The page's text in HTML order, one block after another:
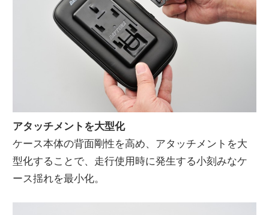
アタッチメントを大型化
ケース本体の背面剛性を高め、アタッチメントを大
型化することで、走行使用時に発生する小刻みなケ
ース揺れを最小化。